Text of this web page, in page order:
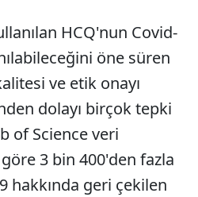
HCQ'nun Covid-
öne süren
ve etik onayı
dolayı birçok tepki
of Science veri
3 bin 400'den fazla
hakkında geri çekilen